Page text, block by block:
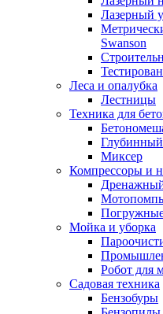
Лазерный
Swanson
Леса и опалубка
Лестницы
Техника для
Миксер
Компрессоры и
Мойка и уборка
Робот для
Садовая техника
Бензобуры